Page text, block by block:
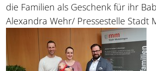
die Familien als Geschenk für ihr
Alexandra Wehr/ Pressestelle Stadt